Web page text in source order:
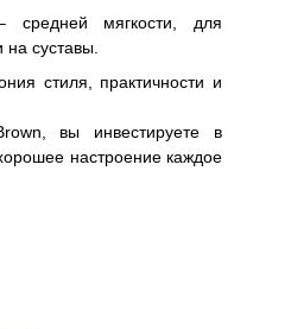
мягкости, для
на суставы.
стиля, практичности и
вы инвестируете в
настроение каждое